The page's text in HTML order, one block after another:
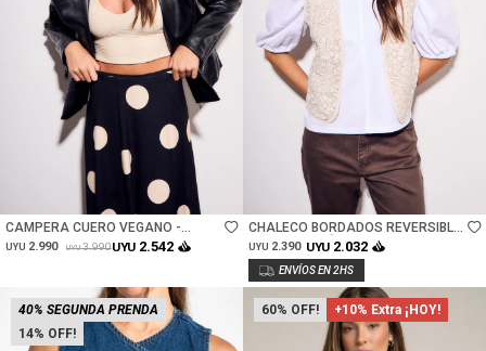
CAMPERA CUERO VEGANO -
NEGRO
UYU 2.990 UYU 3.990UYU 2.542
Talle
CHALECO BORDADOS REVERSIBLE
GAMUZA - NÁCAR
UYU 2.390 UYU 2.032
14
40% SEGUNDA PRENDA 60 +10% Extra ¡HOY!